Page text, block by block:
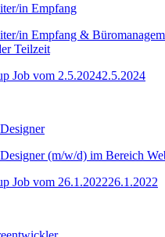
in Empfang
in Empfang &
Teilzeit
2.5.2024
(m/w/d) im Bereich
26.1.2022